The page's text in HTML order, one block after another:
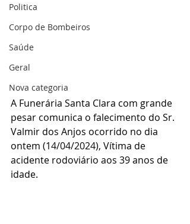
Politica
Corpo de Bombeiros
Saúde
Geral
Nova categoria
A Funerária Santa Clara com grande
pesar comunica o falecimento do Sr.
Valmir dos Anjos ocorrido no dia
ontem (14/04/2024), Vítima de
acidente rodoviário aos 39 anos de
idade.